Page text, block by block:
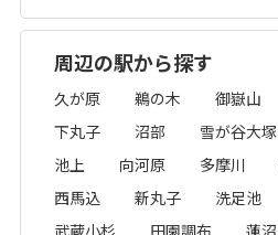
周辺の駅から探す
久が原 鵜の木 御嶽山
下丸子
沼部 雪が谷大塚
池上
向河原 多摩川
西馬込
新丸子 洗足池
武蔵小杉
田園調布 蓮沼